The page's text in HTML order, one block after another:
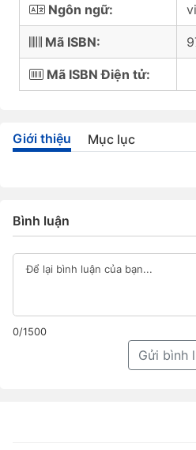
Ngôn ngữ: vi
Mã ISBN:
Mã ISBN Điện tử:
Giới thiệu Mục lục
Bình luận
0/1500
Gửi bình